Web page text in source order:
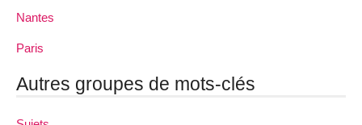
Nantes
Paris
Autres groupes de mots-clés